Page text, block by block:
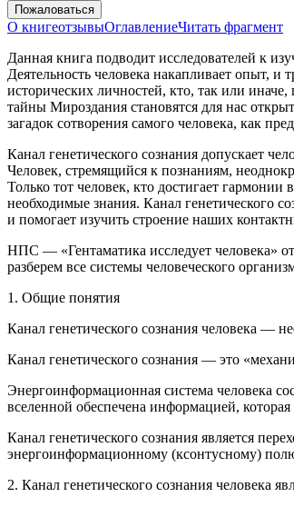
Пожаловаться
О книгеотзывыОглавлениеЧитать фрагмент
Данная книга подводит исследователей к
Деятельность человека накапливает опыт,
исторических личностей, кто, так или
тайны Мироздания становятся для нас
загадок сотворения самого человека, как
Канал генетического сознания допускает
Человек, стремящийся к познаниям,
Только тот человек, кто достигает гармонии
необходимые знания. Канал генетического
и помогает изучить строение наших
НПС — «Гентаматика исследует человека»
разберем все системы человеческого
1. Общие понятия
Канал генетического сознания человека —
Канал генетического сознания — это
Энергоинформационная система человека
вселенной обеспечена информацией,
Канал генетического сознания является
энергоинформационному (ксонтусному)
2. Канал генетического сознания человека